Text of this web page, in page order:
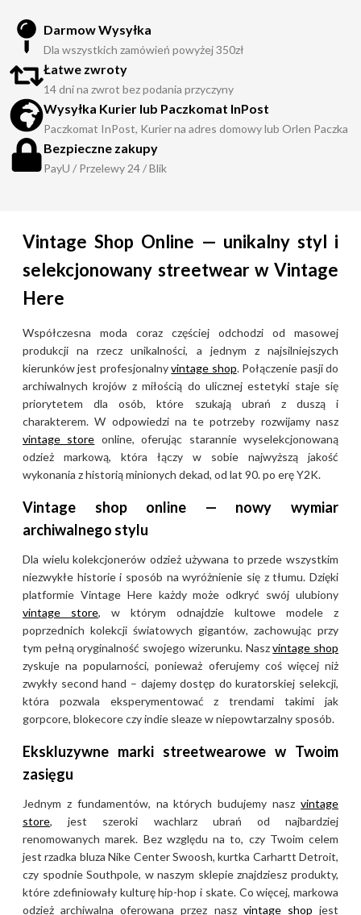
Darmow Wysyłka
Dla wszystkich zamówień powyżej 350zł
Łatwe zwroty
14 dni na zwrot bez podania przyczyny
Wysyłka Kurier lub Paczkomat InPost
Paczkomat InPost, Kurier na adres domowy lub Orlen Paczka
Bezpieczne zakupy
PayU / Przelewy 24 / Blik
Vintage Shop Online — unikalny styl i
selekcjonowany streetwear w Vintage
Here
Współczesna moda coraz częściej odchodzi od masowej
produkcji na rzecz unikalności, a jednym z najsilniejszych
kierunków jest profesjonalnyvintage shop. Połączenie pasji do
archiwalnych krojów z miłością do ulicznej estetyki staje się
priorytetem dla osób, które szukają ubrań z duszą i
charakterem. W odpowiedzi na te potrzeby rozwijamy nasz
vintage store online, oferując starannie wyselekcjonowaną
odzież markową, która łączy w sobie najwyższą jakość
wykonania z historią minionych dekad, od lat 90. po erę Y2K.
Vintage shop online — nowy wymiar
archiwalnego stylu
Dla wielu kolekcjonerów odzież używana to przede wszystkim
niezwykłe historie i sposób na wyróżnienie się z tłumu. Dzięki
platformie Vintage Here każdy może odkryć swój ulubiony
vintage store, w którym odnajdzie kultowe modele z
poprzednich kolekcji światowych gigantów, zachowując przy
tym pełną oryginalność swojego wizerunku. Naszvintage shop
zyskuje na popularności, ponieważ oferujemy coś więcej niż
zwykły second hand – dajemy dostęp do kuratorskiej selekcji,
która pozwala eksperymentować z trendami takimi jak
gorpcore, blokecore czy indie sleaze w niepowtarzalny sposób.
Ekskluzywne marki streetwearowe w Twoim
zasięgu
Jednym z fundamentów, na których budujemy nasz vintage
store, jest szeroki wachlarz ubrań od najbardziej
renomowanych marek. Bez względu na to, czy Twoim celem
jest rzadka bluza Nike Center Swoosh, kurtka Carhartt Detroit,
czy spodnie Southpole, w naszym sklepie znajdziesz produkty,
które zdefiniowały kulturę hip-hop i skate. Co więcej, markowa
odzież archiwalna oferowana przez nasz vintage shop jest